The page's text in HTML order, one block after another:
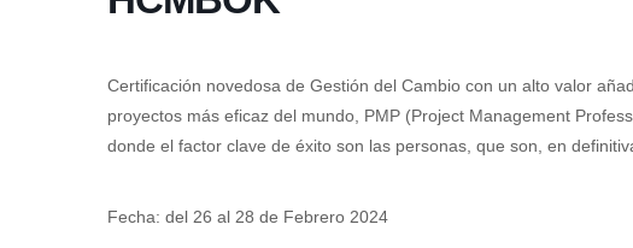
Certificación novedosa de Gestión del Cambio con un alto valor
proyectos más eficaz del mundo, PMP (Project Management
donde el factor clave de éxito son las personas, que son, en
Fecha: del 26 al 28 de Febrero 2024